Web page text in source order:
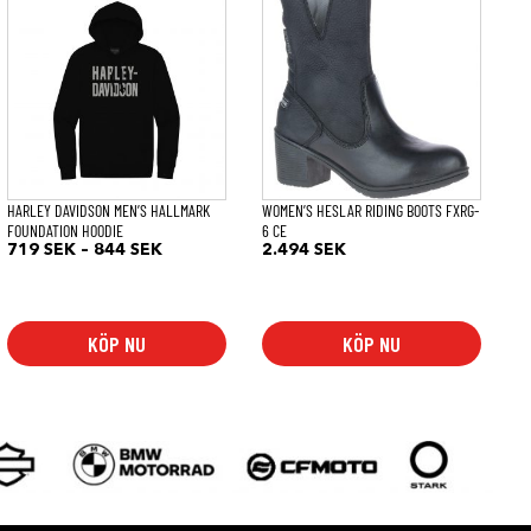
HARLEY DAVIDSON MEN’S HALLMARK
FOUNDATION HOODIE
719SEK – 844SEKPrisintervall:
KÖP NU
produkten
varianter.
alternativen
på
produktsidan
WOMEN’S HESLAR RIDING BOOTS FXRG-
6 CE
2.494SEK
KÖP NU
här
produkten
har
flera
varianter.
De
olika
alternativen
kan
väljas
på
produktsidan